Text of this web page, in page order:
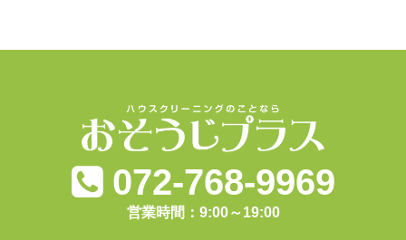
072-768-9969
営業時間：9:00～19:00